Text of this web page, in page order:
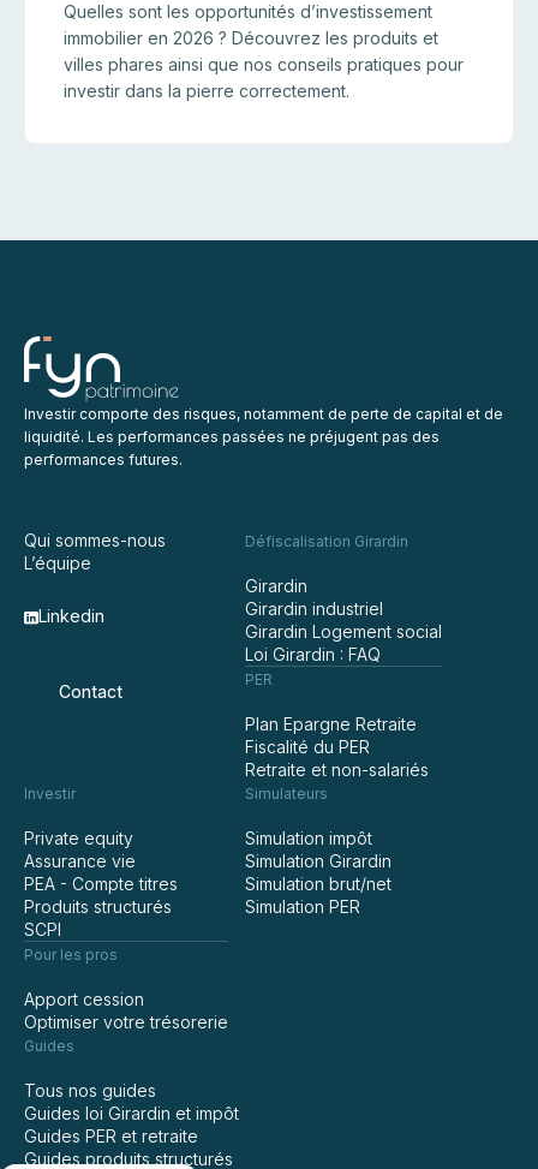
Quelles sont les opportunités d’investissement
immobilier en 2026 ? Découvrez les produits et
villes phares ainsi que nos conseils pratiques pour
investir dans la pierre correctement.
Investir comporte des risques, notamment de perte de capital et de
liquidité. Les performances passées ne préjugent pas des
performances futures.
Qui sommes-nous
L’équipe
Linkedin
Contact
Défiscalisation Girardin
Girardin
Girardin industriel
Girardin Logement social
Loi Girardin : FAQ
PER
Plan Epargne Retraite
Fiscalité du PER
Retraite et non-salariés
Investir
Private equity
Assurance vie
PEA - Compte titres
Produits structurés
SCPI
Pour les pros
Apport cession
Optimiser votre trésorerie
Simulateurs
Simulation impôt
Simulation Girardin
Simulation brut/net
Simulation PER
Guides
Tous nos guides
Guides loi Girardin et impôt
Guides PER et retraite
Guides produits structurés